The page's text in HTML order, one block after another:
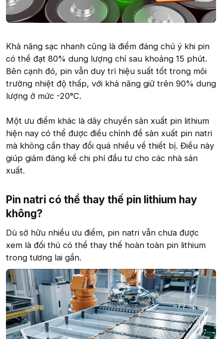
Khả năng sạc nhanh cũng là điểm đáng chú ý khi pin
có thể đạt 80% dung lượng chỉ sau khoảng 15 phút.
Bên cạnh đó, pin vẫn duy trì hiệu suất tốt trong môi
trường nhiệt độ thấp, với khả năng giữ trên 90% dung
lượng ở mức -20°C.
Một ưu điểm khác là dây chuyền sản xuất pin lithium
hiện nay có thể được điều chỉnh để sản xuất pin natri
mà không cần thay đổi quá nhiều về thiết bị. Điều này
giúp giảm đáng kể chi phí đầu tư cho các nhà sản
xuất.
Pin natri có thể thay thế pin lithium hay
không?
Dù sở hữu nhiều ưu điểm, pin natri vẫn chưa được
xem là đối thủ có thể thay thế hoàn toàn pin lithium
trong tương lai gần.